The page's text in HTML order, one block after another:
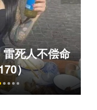
泳装皮涩度
女上演蒙眼